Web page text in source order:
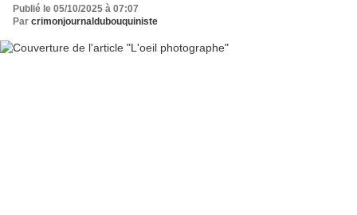
Publié le 05/10/2025 à 07:07
Par crimonjournaldubouquiniste